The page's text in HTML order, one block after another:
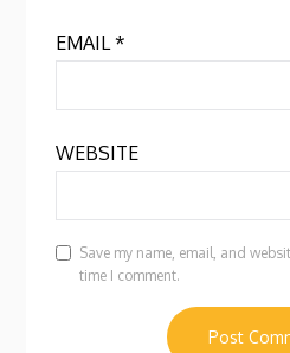
EMAIL*
WEBSITE
Save my name, email, and
time I comment.